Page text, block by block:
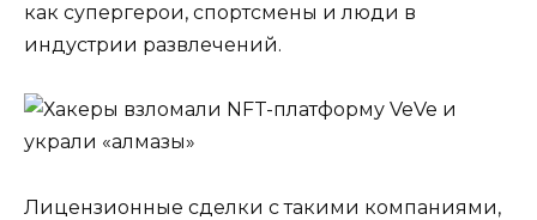
как супергерои, спортсмены и люди в
индустрии развлечений.
Лицензионные сделки с такими компаниями,